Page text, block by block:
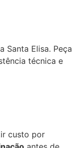
Santa Elisa. Peça
técnica e
custo por